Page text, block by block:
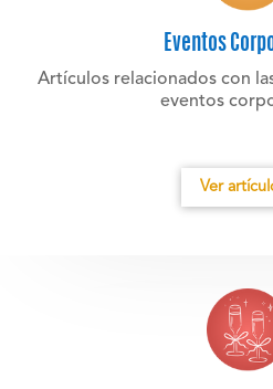
Eventos
Artículos relacionados con
eventos
Ver